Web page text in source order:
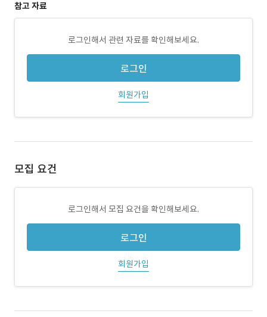
참고 자료
로그인해서 관련 자료를 확인해보세요.
로그인
회원가입
모집 요건
로그인해서 모집 요건을 확인해보세요.
로그인
회원가입